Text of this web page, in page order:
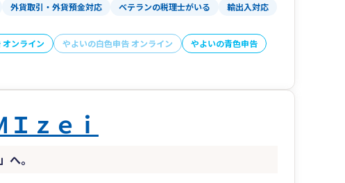
く会計、ひのくに会計、ひむか会計、せごどん会
ス
外貨取引・外貨預金対応 ベテランの税理士がいる
輸出入対応
オンライン やよいの白色申告 オンライン
やよいの青色申告
ｚｅｉ
へ。